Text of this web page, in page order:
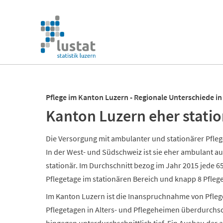
überspringen
Navigation
überspringen
Pflege im Kanton Luzern - Regionale Unterschiede
Kanton Luzern eher
Die Versorgung mit ambulanter und stationärer
In der West- und Südschweiz ist sie eher ambulant
stationär. Im Durchschnitt bezog im Jahr 2015 jede
Pflegetage im stationären Bereich und knapp 8
Im Kanton Luzern ist die Inanspruchnahme von
Pflegetagen in Alters- und Pflegeheimen